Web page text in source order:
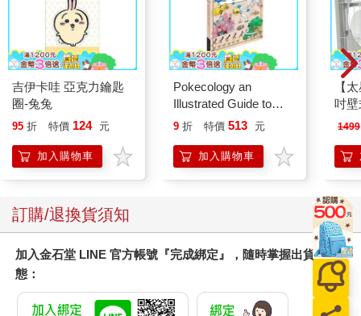
吉伊卡哇 亞克力鑰匙
圈-兔兔
95 折 特價 124 元
加入購物車
Pokecology an
Illustrated Guide to
Pokemon Ecology
Press)
9 折 特價 513 元
加入購物車
【
吋
機)
1499
訂購/退換貨須知
加入金石堂 LINE 官方帳號『完成綁定』，隨時掌握出貨動
態：